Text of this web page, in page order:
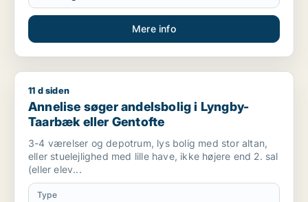
Mere info
Annelise søger andelsbolig i Lyngby-Taarbæk eller Gentofte
11 d siden
Annelise søger andelsbolig i Lyngby-
Taarbæk eller Gentofte
3-4 værelser og depotrum, lys bolig med stor altan,
eller stuelejlighed med lille have, ikke højere end 2. sal
(eller elev...
Type